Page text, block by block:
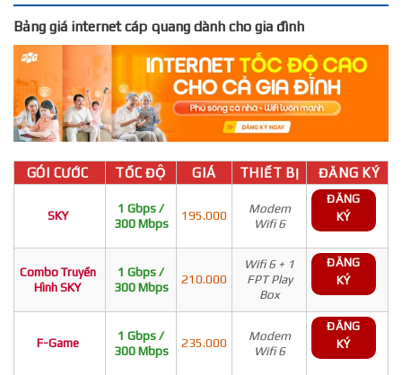
Bảng giá internet cáp quang dành cho gia đình
GÓI CƯỚC TỐC ĐỘ GIÁ THIẾT BỊ ĐĂNG KÝ
SKY
1 Gbps /
300 Mbps
195.000
Modem
Wifi 6
ĐĂNG
KÝ
Combo Truyền
Hình SKY
1 Gbps /
300 Mbps
210.000
Wifi 6 + 1
FPT Play
Box
ĐĂNG
KÝ
F-Game
1 Gbps /
300 Mbps
235.000
Modem
Wifi 6
ĐĂNG
KÝ